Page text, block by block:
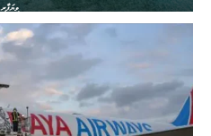
ވިޔަފާރި